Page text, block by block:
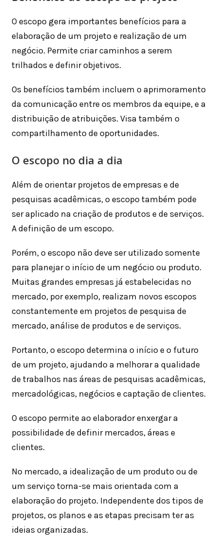
O escopo gera importantes benefícios para a
elaboração de um projeto e realização de um
negócio. Permite criar caminhos a serem
trilhados e definir objetivos.
Os benefícios também incluem o aprimoramento
da comunicação entre os membros da equipe, e a
distribuição de atribuições. Visa também o
compartilhamento de oportunidades.
O escopo no dia a dia
Além de orientar projetos de empresas e de
pesquisas acadêmicas, o escopo também pode
ser aplicado na criação de produtos e de serviços.
A definição de um escopo.
Porém, o escopo não deve ser utilizado somente
para planejar o início de um negócio ou produto.
Muitas grandes empresas já estabelecidas no
mercado, por exemplo, realizam novos escopos
constantemente em projetos de pesquisa de
mercado, análise de produtos e de serviços.
Portanto, o escopo determina o início e o futuro
de um projeto, ajudando a melhorar a qualidade
de trabalhos nas áreas de pesquisas acadêmicas,
mercadológicas, negócios e captação de clientes.
O escopo permite ao elaborador enxergar a
possibilidade de definir mercados, áreas e
clientes.
No mercado, a idealização de um produto ou de
um serviço torna-se mais orientada com a
elaboração do projeto. Independente dos tipos de
projetos, os planos e as etapas precisam ter as
ideias organizadas.